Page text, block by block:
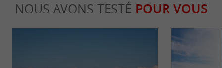
NOUS AVONS TESTÉ POUR VOUS